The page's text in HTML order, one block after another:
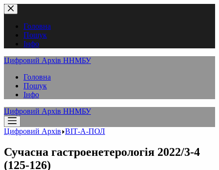
Перейти
до
вмістуГоловна
Пошук
Інфо
Цифровий Архів ННМБУ
Головна
Пошук
Інфо
Цифровий Архів ННМБУ
Цифровий Архів ВІТ-А-ПОЛ
Сучасна гастроенетерологія 2022/3-4
(125-126)